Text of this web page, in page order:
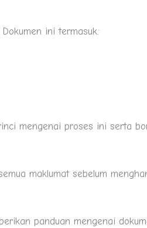
ini termasuk:
mengenai proses ini serta
maklumat sebelum
panduan mengenai